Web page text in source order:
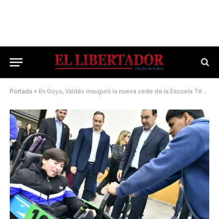
Portada » En Goya, Valdés inauguró la nueva sede de la Escuela Técnica en el ex predio de Massalin